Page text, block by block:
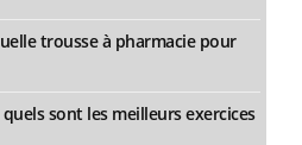
trousse à pharmacie pour
sont les meilleurs exercices